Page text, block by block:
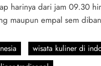
harinya dari jam 09.30
maupun empal sem
wisata kuliner di